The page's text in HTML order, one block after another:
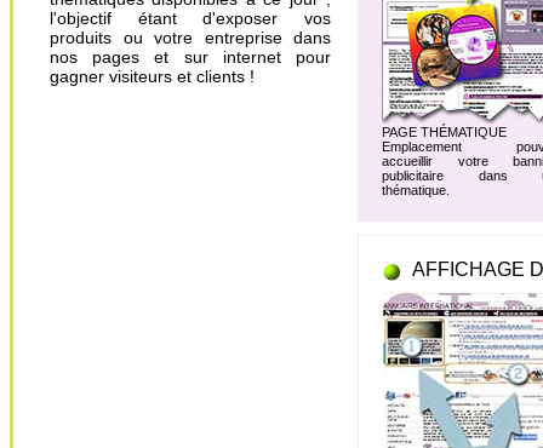
l'objectif étant d'exposer vos
produits ou votre entreprise dans
nos pages et sur internet pour
gagner visiteurs et clients !
PAGE THÉMATIQUE
Emplacement
accueillir votre
publicitaire dans
thématique.
AFFICHAGE